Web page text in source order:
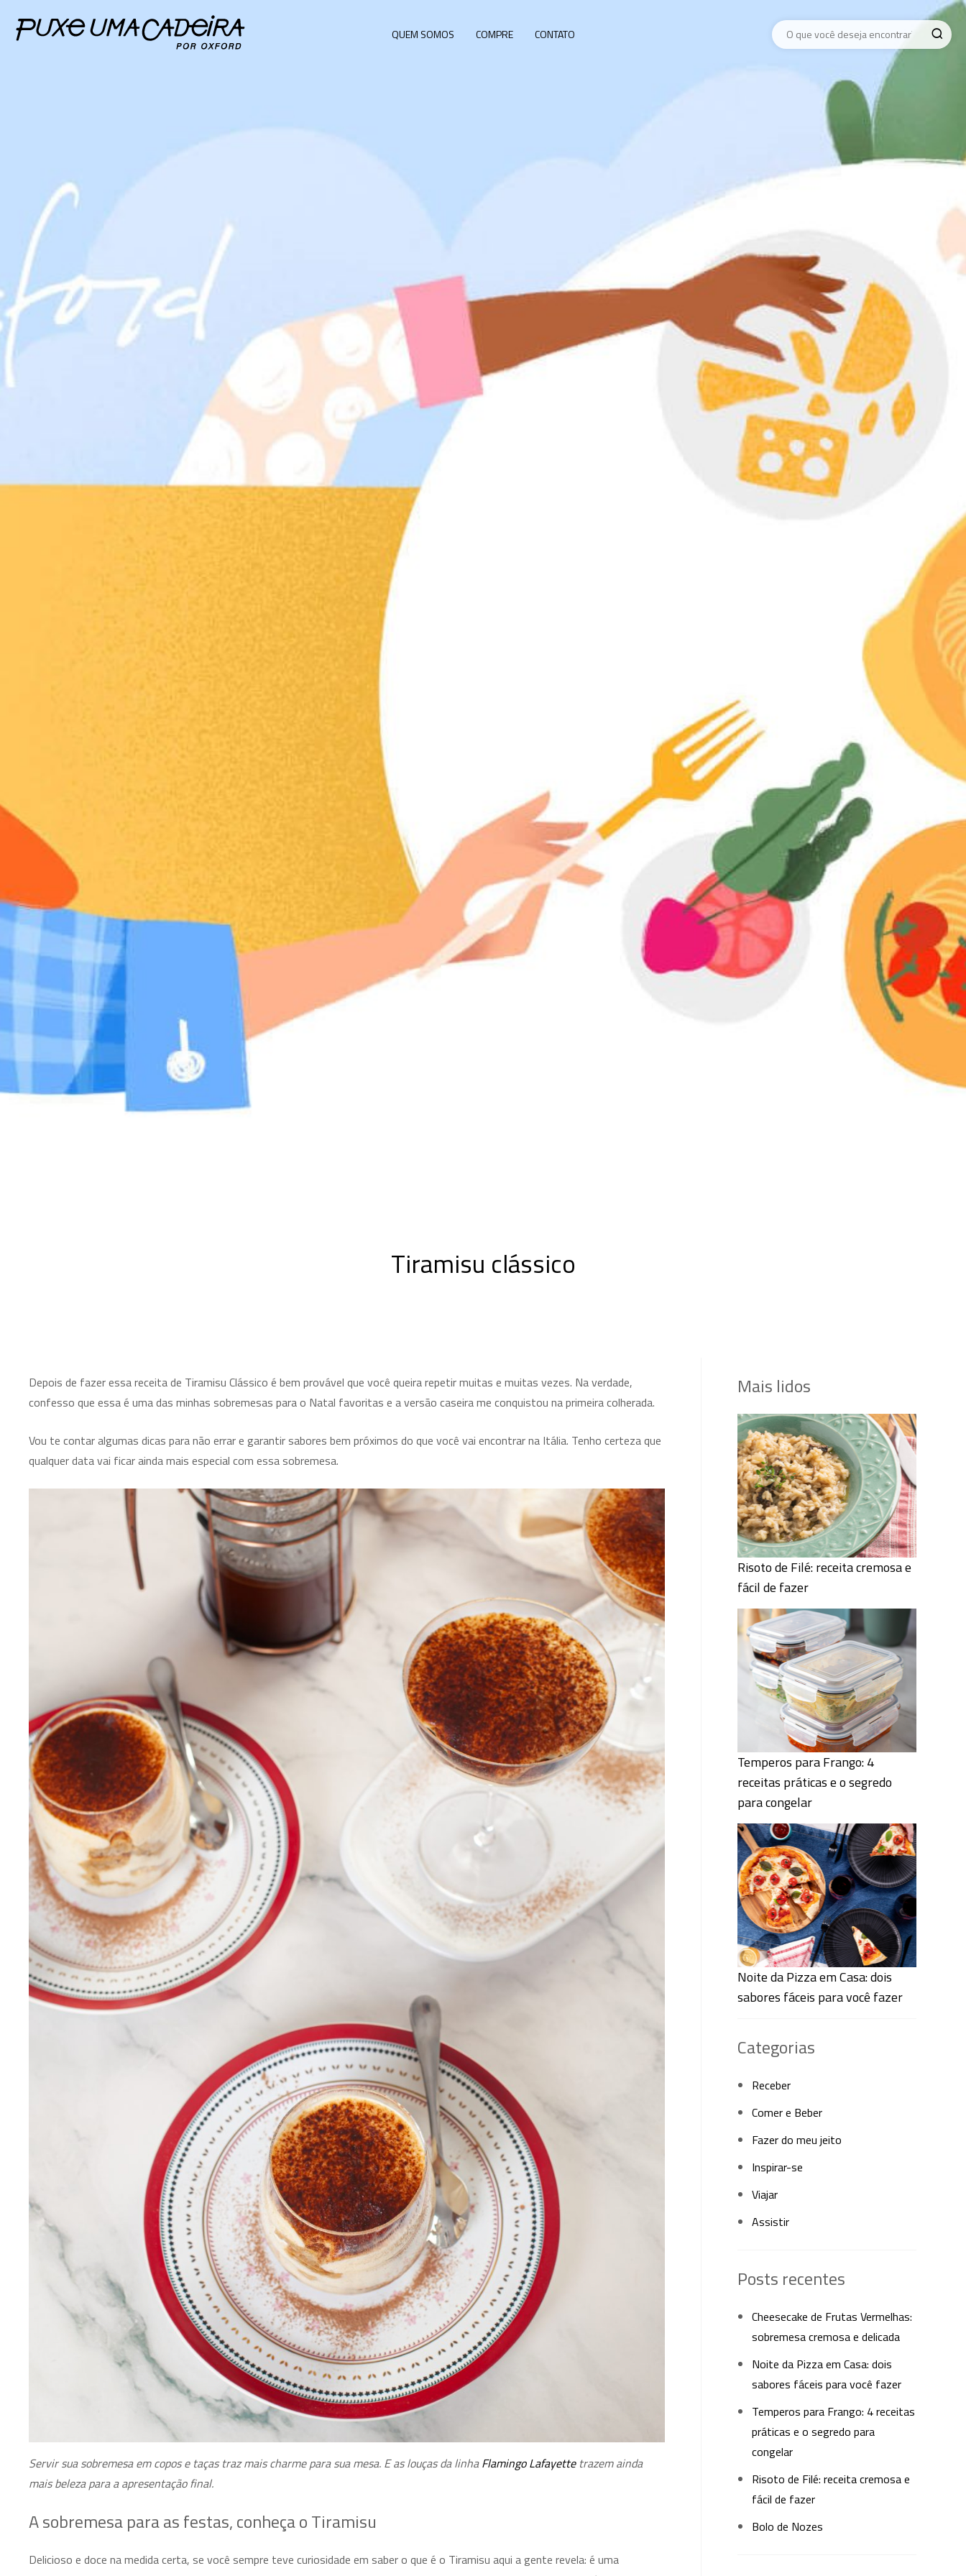
QUEM SOMOS COMPRE CONTATO
Tiramisu clássico
Depois de fazer essa receita de Tiramisu Clássico é bem provável que você queira repetir muitas e muitas vezes. Na verdade,
confesso que essa é uma das minhas sobremesas para o Natal favoritas e a versão caseira me conquistou na primeira colherada.
Vou te contar algumas dicas para não errar e garantir sabores bem próximos do que você vai encontrar na Itália. Tenho certeza que
qualquer data vai ficar ainda mais especial com essa sobremesa.
Servir sua sobremesa em copos e taças traz mais charme para sua mesa. E as louças da linhaFlamingo Lafayettetrazem ainda
mais beleza para a apresentação final.
A sobremesa para as festas, conheça o Tiramisu
Delicioso e doce na medida certa, se você sempre teve curiosidade em saber o que é o Tiramisu aqui a gente revela: é uma
Mais lidos
Risoto de Filé: receita cremosa e
fácil de fazer
Temperos para Frango: 4
receitas práticas e o segredo
para congelar
Noite da Pizza em Casa: dois
sabores fáceis para você fazer
Categorias
Receber
Comer e Beber
Fazer do meu jeito
Inspirar-se
Viajar
Assistir
Posts recentes
Cheesecake de Frutas Vermelhas:
sobremesa cremosa e delicada
Noite da Pizza em Casa: dois
sabores fáceis para você fazer
Temperos para Frango: 4 receitas
práticas e o segredo para
congelar
Risoto de Filé: receita cremosa e
fácil de fazer
Bolo de Nozes